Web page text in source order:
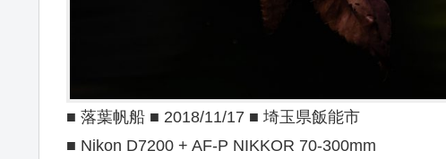
■ 落葉帆船 ■ 2018/11/17 ■ 埼玉県飯能市
■ Nikon D7200 + AF-P NIKKOR 70-300mm